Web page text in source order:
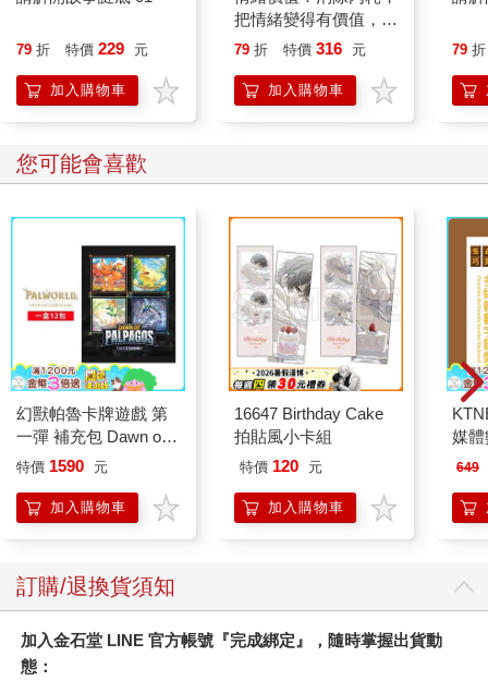
79 折 特價 229 元
加入購物車
把情緒變得有價值，跟
誰都能自在相處
79 折 特價 316 元
加入購物車
79 折
您可能會喜歡
幻獸帕魯卡牌遊戲 第
一彈 補充包 Dawn of
Palpagos（日文版一
特價 1590 元
加入購物車
16647 Birthday Cake
拍貼風小卡組
特價 120 元
加入購物車
媒
649
訂購/退換貨須知
加入金石堂 LINE 官方帳號『完成綁定』，隨時掌握出貨動
態：